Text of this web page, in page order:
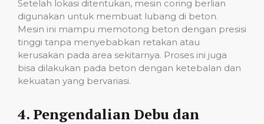
Setelah lokasi ditentukan, mesin coring berlian
digunakan untuk membuat lubang di beton.
Mesin ini mampu memotong beton dengan presisi
tinggi tanpa menyebabkan retakan atau
kerusakan pada area sekitarnya. Proses ini juga
bisa dilakukan pada beton dengan ketebalan dan
kekuatan yang bervariasi.
4. Pengendalian Debu dan